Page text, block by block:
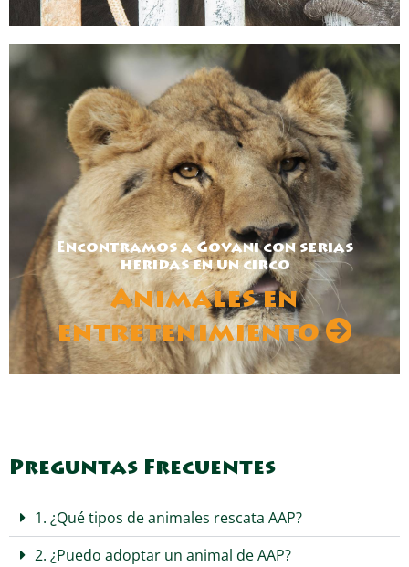
Encontramos a Govani con serias
heridas en un circo
Animales en
entretenimiento
Preguntas Frecuentes
1. ¿Qué tipos de animales rescata AAP?
2. ¿Puedo adoptar un animal de AAP?